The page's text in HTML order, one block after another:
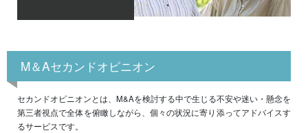
M＆Aセカンドオピニオン
セカンドオピニオンとは、M&Aを検討する中で生じる不安や迷い・懸念を
第三者視点で全体を俯瞰しながら、個々の状況に寄り添ってアドバイスす
るサービスです。